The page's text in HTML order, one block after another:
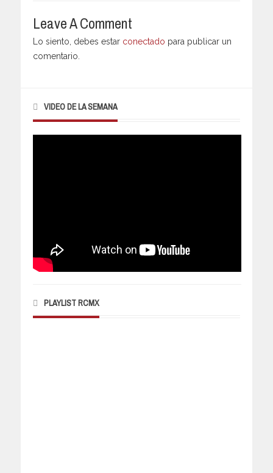
Leave A Comment
Lo siento, debes estar conectado para publicar un
comentario.
VIDEO DE LA SEMANA
PLAYLIST RCMX